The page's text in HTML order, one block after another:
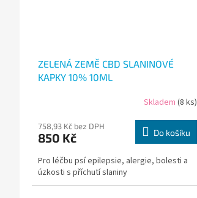
ZELENÁ ZEMĚ CBD SLANINOVÉ
KAPKY 10% 10ML
Skladem (8 ks)
758,93 Kč bez DPH
850 Kč Do košíku
Pro léčbu psí epilepsie, alergie, bolesti a
úzkosti s příchutí slaniny